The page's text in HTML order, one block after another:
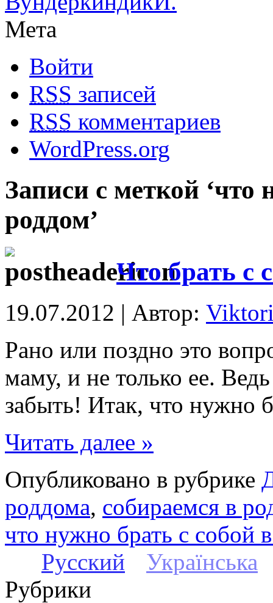
Мета
Войти
RSS записей
RSS комментариев
WordPress.org
Записи с меткой ‘что
роддом’
Что брать с
19.07.2012 | Автор:
Рано или поздно это
маму, и не только ее.
забыть! Итак, что нужно
Читать далее »
Опубликовано в рубрике
роддома, собираемся в
что нужно брать с собой
Русский
Українська
Рубрики